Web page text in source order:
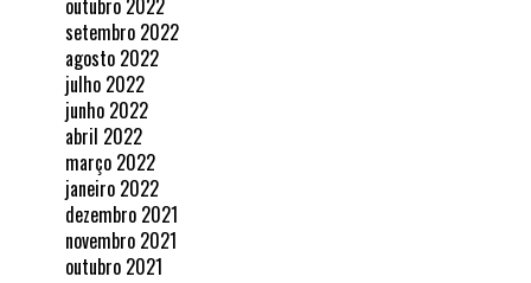
outubro 2022
setembro 2022
agosto 2022
julho 2022
junho 2022
abril 2022
março 2022
janeiro 2022
dezembro 2021
novembro 2021
outubro 2021